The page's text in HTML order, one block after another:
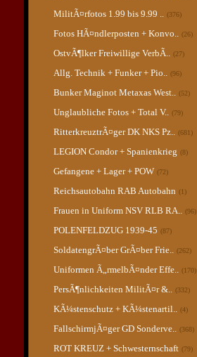
MilitÃ¤rfotos 1.99 bis 9.99 .. (376)
Fotos HÃ¤ndlerposten + Konvo.. (26)
OstvÃ¶lker Freiwillige VerbÃ.. (27)
Allg. Technik + Funker + Pio.. (96)
Bunker Maginot Metaxas West.. (52)
Unglaubliche Fotos + Total V.. (79)
RitterkreuztrÃ¤ger DK NKS Pz.. (681)
LEGION Condor + Spanienkrieg (8)
Gefangene + Lager + POW (72)
Reichsautobahn RAB Autobahn (1)
Frauen in Uniform NSV RLB RA.. (96)
POLENFELDZUG 1939-45 (87)
SoldatengrÃ¤ber GrÃ¤ber Frie.. (262)
Uniformen Ã„rmelbÃ¤nder Effe.. (170)
PersÃ¶nlichkeiten MilitÃ¤r &.. (332)
KÃ¼stenschutz + KÃ¼stenartil.. (4)
FallschirmjÃ¤ger GD Sonderve.. (368)
ROT KREUZ + Schwesternschaft (79)